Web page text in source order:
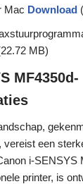
Mac Download
MB)
MF4350d-
een
i-SENSYS
printer, is